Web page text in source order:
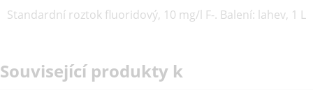
Standardní roztok fluoridový, 10 mg/l F-. Balení: lahev, 1 L
Související produkty k